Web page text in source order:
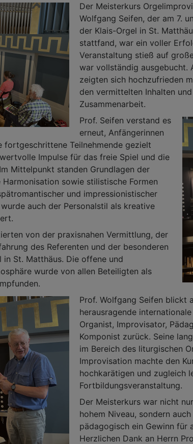
Der Meisterkurs
Wolfgang Seifen, der am 7.
der Klais-Orgel in St.
stattfand, war ein voller
Veranstaltung stieß auf
war vollständig ausgebucht.
zeigten sich hochzufrieden
den vermittelten Inhalten
Zusammenarbeit.
Prof. Seifen verstand es
erneut, Anfängerinnen
fortgeschrittene Teilnehmende gezielt
Impulse für das freie Spiel und die
Mittelpunkt standen Grundlagen der
sowie stilistische Formen
und impressionistischer
auch der Personalstil als kreative
von der praxisnahen Vermittlung, der
des Referenten und der besonderen
in St. Matthäus. Die offene und
wurde von allen Beteiligten als
Prof. Wolfgang Seifen blickt
herausragende
Organist, Improvisator,
Komponist zurück. Seine
im Bereich des liturgischen
Improvisation machte den
hochkarätigen und zugleich
Fortbildungsveranstaltung.
Der Meisterkurs war nicht
hohem Niveau, sondern
pädagogisch ein Gewinn für
Herzlichen Dank an Herrn